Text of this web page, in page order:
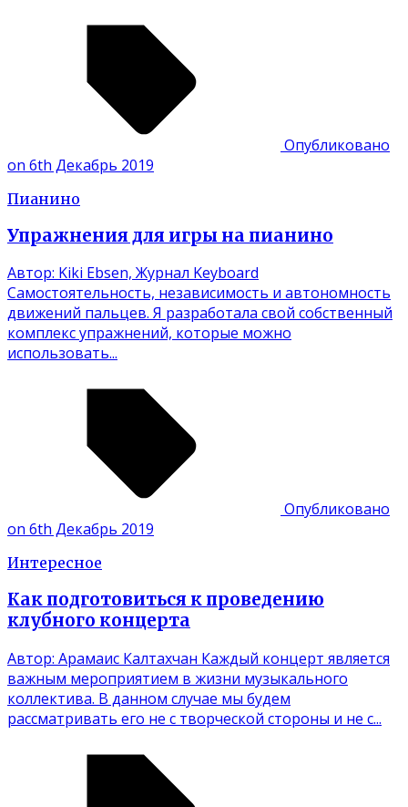
Опубликовано
on 6th Декабрь 2019
Пианино
Упражнения для игры на пианино
Автор: Kiki Ebsen, Журнал Keyboard
Самостоятельность, независимость и автономность
движений пальцев. Я разработала свой собственный
комплекс упражнений, которые можно
использовать...
Опубликовано
on 6th Декабрь 2019
Интересное
Как подготовиться к проведению
клубного концерта
Автор: Арамаис Калтахчан Каждый концерт является
важным мероприятием в жизни музыкального
коллектива. В данном случае мы будем
рассматривать его не с творческой стороны и не с...